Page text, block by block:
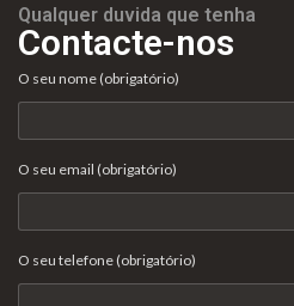
Qualquer duvida que tenha
Contacte-nos
O seu nome (obrigatório)
O seu email (obrigatório)
O seu telefone (obrigatório)